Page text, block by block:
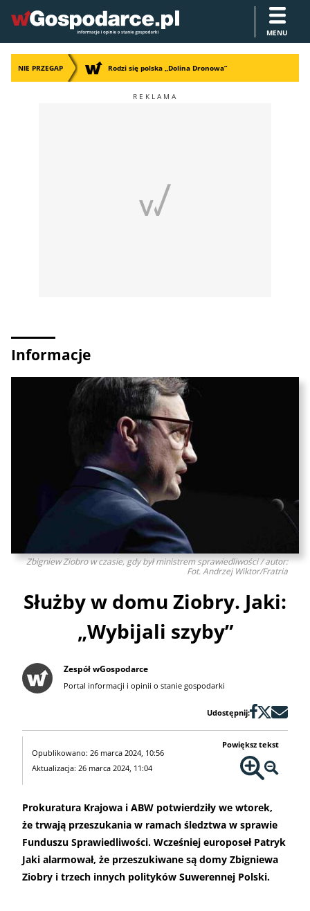
MENU
NIE PRZEGAP Rodzi się polska „Dolina Dronowa”
Informacje
Zbigniew Ziobro w czasie, gdy był ministrem sprawiedliwości / autor:
Fot. Andrzej Wiktor/Fratria
Służby w domu Ziobry. Jaki:
„Wybijali szyby”
Zespół wGospodarce
Portal informacji i opinii o stanie gospodarki
Udostępnij:
Opublikowano: 26 marca 2024, 10:56
Aktualizacja: 26 marca 2024, 11:04
Powiększ tekst
Prokuratura Krajowa i ABW potwierdziły we wtorek,
że trwają przeszukania w ramach śledztwa w sprawie
Funduszu Sprawiedliwości. Wcześniej europoseł Patryk
Jaki alarmował, że przeszukiwane są domy Zbigniewa
Ziobry i trzech innych polityków Suwerennej Polski.